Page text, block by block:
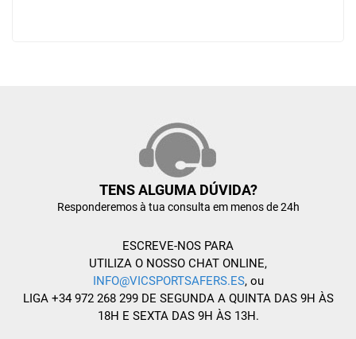
TENS ALGUMA DÚVIDA?
Responderemos à tua consulta em menos de 24h
ESCREVE-NOS PARA
UTILIZA O NOSSO CHAT ONLINE,
INFO@VICSPORTSAFERS.ES, ou
LIGA +34 972 268 299 DE SEGUNDA A QUINTA DAS 9H ÀS
18H E SEXTA DAS 9H ÀS 13H.